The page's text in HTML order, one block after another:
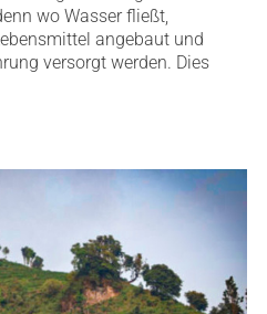
wo Wasser fließt,
angebaut und
versorgt werden. Dies